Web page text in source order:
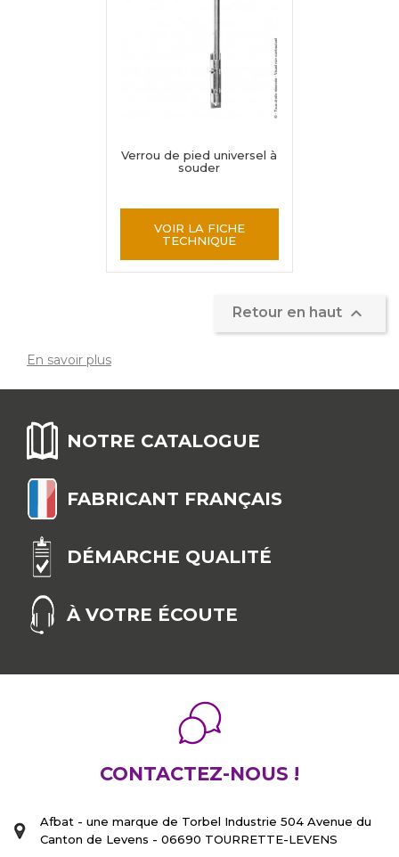
Verrou de pied universel à
souder
VOIR LA FICHE
TECHNIQUE
Retour en haut 
En savoir plus
NOTRE CATALOGUE
FABRICANT FRANÇAIS
DÉMARCHE QUALITÉ
À VOTRE ÉCOUTE
CONTACTEZ-NOUS !
Afbat - une marque de Torbel Industrie 504 Avenue du
Canton de Levens - 06690 TOURRETTE-LEVENS